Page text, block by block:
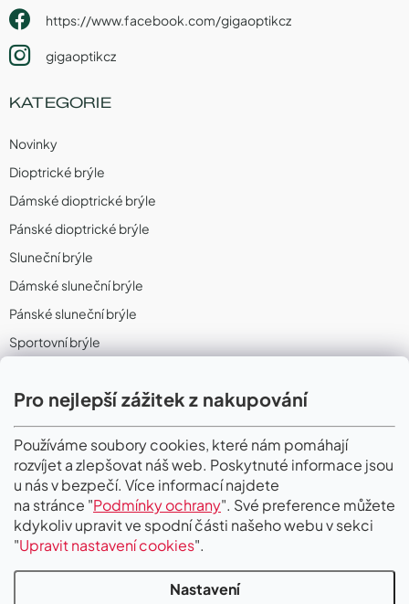
Pro nejlepší zážitek z nakupování
Používáme soubory cookies, které nám pomáhají
rozvíjet a zlepšovat náš web. Poskytnuté informace jsou
u nás v bezpečí. Více informací najdete
na stránce "Podmínky ochrany". Své preference můžete
kdykoliv upravit ve spodní části našeho webu v sekci
"Upravit nastavení cookies".
Nastavení
https://www.facebook.com/gigaoptikcz
gigaoptikcz
KATEGORIE
Novinky
Dioptrické brýle
Dámské dioptrické brýle
Pánské dioptrické brýle
Sluneční brýle
Dámské sluneční brýle
Pánské sluneční brýle
Sportovní brýle
Sportovní dioptrické brýle
II. Jakost
PŘIJÍMÁME ONLINE PLATBY